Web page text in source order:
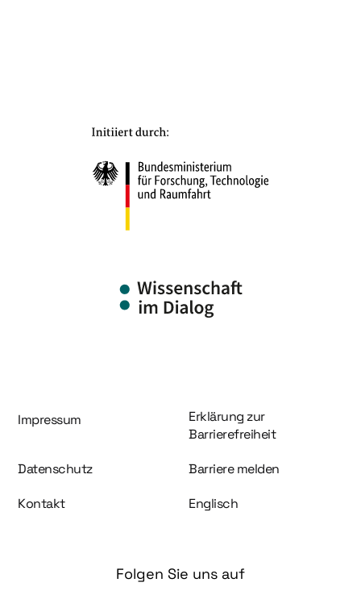
Information und Service
Impressum
Erklärung zur
Barrierefreiheit
Datenschutz Barriere melden
Kontakt Englisch
Folgen Sie uns auf